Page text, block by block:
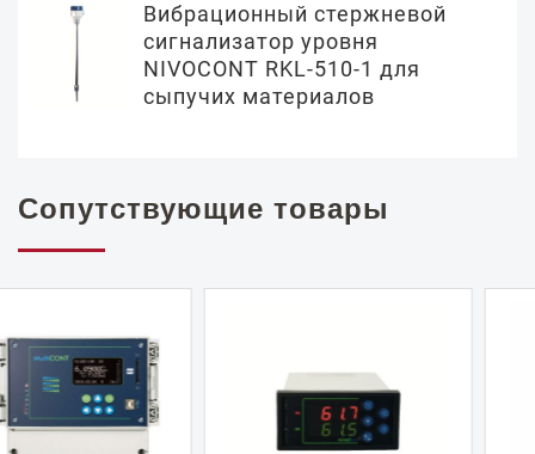
Вибрационный стержневой
сигнализатор уровня
NIVOCONT RKL-510-1 для
сыпучих материалов
Сопутствующие товары